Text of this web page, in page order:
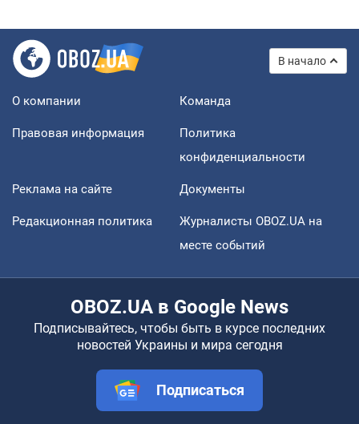
В начало
О компании Команда
Правовая информация
Политика
конфиденциальности
Реклама на сайте Документы
Редакционная политика
Журналисты OBOZ.UA на
месте событий
OBOZ.UA в Google News
Подписывайтесь, чтобы быть в курсе последних
новостей Украины и мира сегодня
Подписаться